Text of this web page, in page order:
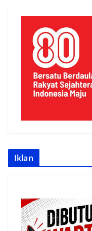
Iklan